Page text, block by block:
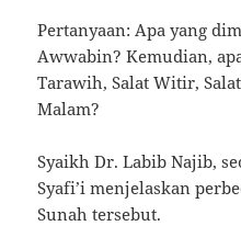
Pertanyaan: Apa yang
Awwabin? Kemudian,
Tarawih, Salat Witir,
Malam?
Syaikh Dr. Labib Najib,
Syafi’i menjelaskan
Sunah tersebut.